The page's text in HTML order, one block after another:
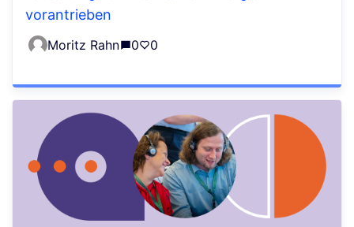
vorantrieben
Moritz Rahn 0 0